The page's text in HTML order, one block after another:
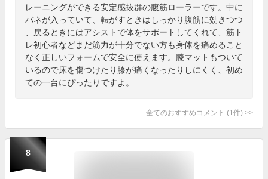
レーニングができる安定感抜群の腹筋ローラーです。中に
バネが入っていて、転がすときはしっかり腹筋に効きつつ
、戻るときにはアシストで体をサポートしてくれて、筋ト
レ初心者などまだ筋力が十分でない方も身体を痛めること
なく正しいフォームで安全に使えます。膝マットもついて
いるので床を傷つけたり膝が痛くなったりしにくく、初め
ての一台にぴったりですよ。
全てのおすすめコメント (1 件) >
8